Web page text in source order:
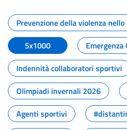
Tutti i contenuti
Prevenzione della violenza
5x1000
Emergenza
Indennità collaboratori sportivi
Olimpiadi invernali 2026
Agenti sportivi